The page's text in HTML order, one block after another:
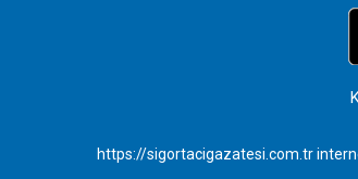
https://sigortacigazatesi.com.tr